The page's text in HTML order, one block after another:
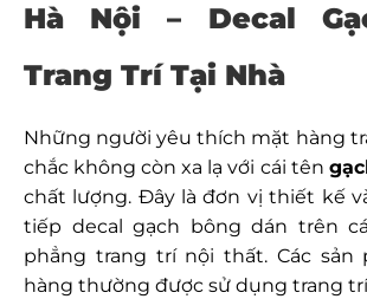
Hà Nội – Decal
Trang Trí Tại Nhà
Những người yêu thích mặt hàng
chắc không còn xa lạ với cái tên
chất lượng. Đây là đơn vị thiết kế
tiếp decal gạch bông dán trên
phẳng trang trí nội thất. Các sản
hàng thường được sử dụng trang